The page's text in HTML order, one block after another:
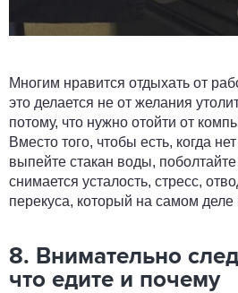
Многим нравится отдыхать от
это делается не от желания
потому, что нужно отойти от
Вместо того, чтобы есть, когда
выпейте стакан воды, поболтайте
снимается усталость, стресс,
перекуса, который на самом деле
8. Внимательно
что едите и почему